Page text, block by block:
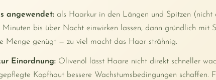
angewendet: als Haarkur in den Längen und Spitzen
bis über Nacht einwirken lassen, dann gründlich mit
Menge genügt — zu viel macht das Haar strähnig.
Einordnung: Olivenöl lässt Haare nicht direkt schneller
Kopfhaut bessere Wachstumsbedingungen schaffen.